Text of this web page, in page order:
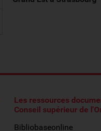
Les ressources
Conseil supérieur de
Bibliobaseonline